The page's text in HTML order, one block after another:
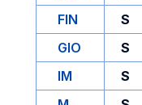
FIN
S
GIO
S
IM
S